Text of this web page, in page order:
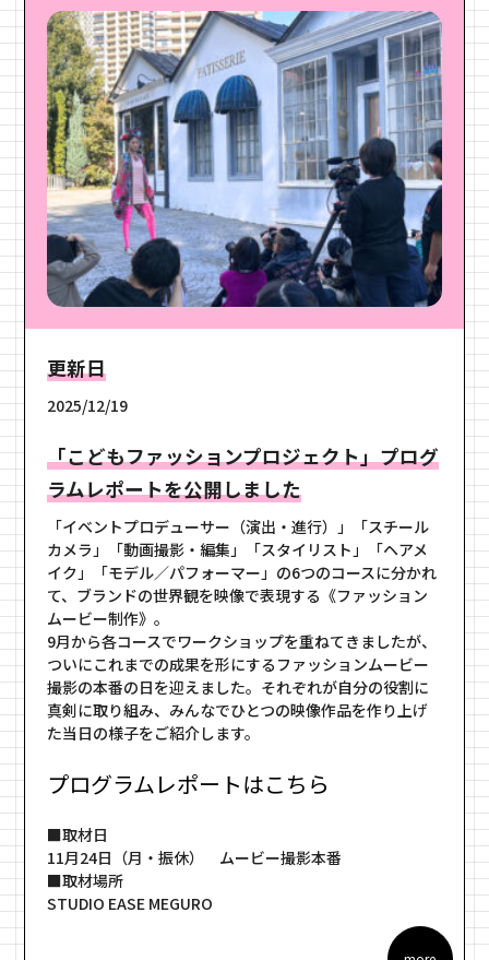
更新日
2025/12/19
「こどもファッションプロジェクト」プログ
ラムレポートを公開しました
「イベントプロデューサー（演出・進行）」「スチール
カメラ」「動画撮影・編集」「スタイリスト」「ヘアメ
イク」「モデル／パフォーマー」の6つのコースに分かれ
て、ブランドの世界観を映像で表現する《ファッション
ムービー制作》。
9月から各コースでワークショップを重ねてきましたが、
ついにこれまでの成果を形にするファッションムービー
撮影の本番の日を迎えました。それぞれが自分の役割に
真剣に取り組み、みんなでひとつの映像作品を作り上げ
た当日の様子をご紹介します。
プログラムレポートはこちら
■取材日
11月24日（月・振休） ムービー撮影本番
■取材場所
STUDIO EASE MEGURO